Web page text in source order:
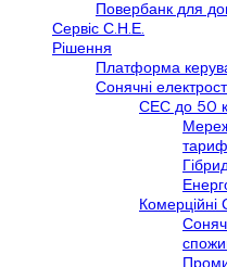
Повербанк для
Сервіс С.Н.Е.
Рішення
Платформа
Сонячні
СЕС до 50